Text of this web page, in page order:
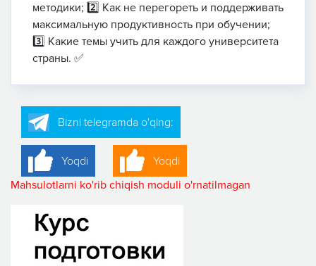
методики; 2️⃣ Как не перегореть и поддерживать
максимальную продуктивность при обучении;
3️⃣ Какие темы учить для каждого университета
страны. ✅
Bizni telegramda o'qing:
Yoqdi
Yoqdi
Mahsulotlarni ko'rib chiqish moduli o'rnatilmagan